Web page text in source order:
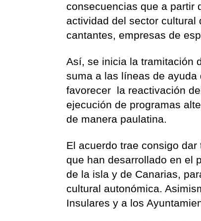
consecuencias que a partir
actividad del sector
cantantes, empresas de
Así, se inicia la tramitación
suma a las líneas de
favorecer la reactivación
ejecución de programas
de manera paulatina.
El acuerdo trae consigo
que han desarrollado en el
de la isla y de Canarias,
cultural autonómica.
Insulares y a los